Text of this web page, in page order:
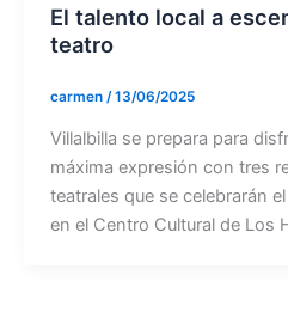
El talento local a
teatro
carmen /13/06/2025
Villalbilla se prepara para
máxima expresión con tres
teatrales que se celebrarán
en el Centro Cultural de Los